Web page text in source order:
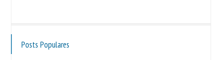
Posts Populares